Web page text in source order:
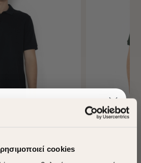
cookies
FIT